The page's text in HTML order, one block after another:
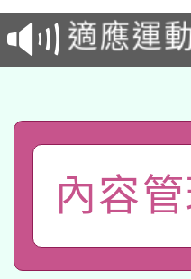
招甄選
適應運
本館辦
暨閱讀
科技賦
礎課程
「數位
pilot」
有關大
內容